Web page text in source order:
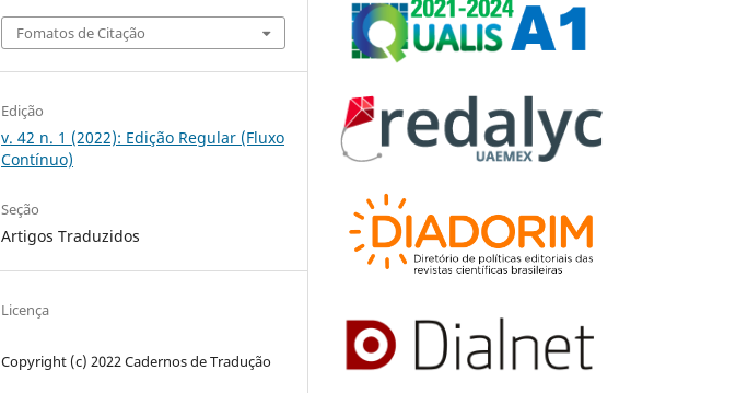
Fomatos de Citação
Edição
v. 42 n. 1 (2022): Edição Regular (Fluxo
Contínuo)
Seção
Artigos Traduzidos
Licença
Copyright (c) 2022 Cadernos de Tradução